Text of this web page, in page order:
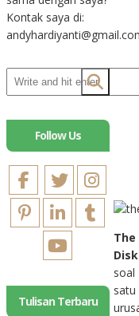
Kontak saya di:
Follow Us
Tulisan Terbaru